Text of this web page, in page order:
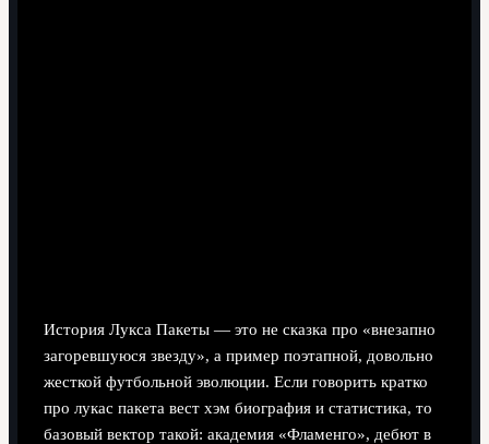
История Лукса Пакеты — это не сказка про «внезапно
загоревшуюся звезду», а пример поэтапной, довольно
жесткой футбольной эволюции. Если говорить кратко
про лукас пакета вест хэм биография и статистика, то
базовый вектор такой: академия «Фламенго», дебют в